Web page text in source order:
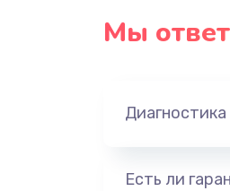
Мы
Есть ли